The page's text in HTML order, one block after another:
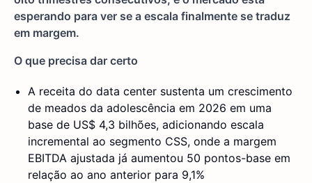
esperando para ver se a escala finalmente se traduz
em margem.
O que precisa dar certo
A receita do data center sustenta um crescimento
de meados da adolescência em 2026 em uma
base de US$ 4,3 bilhões, adicionando escala
incremental ao segmento CSS, onde a margem
EBITDA ajustada já aumentou 50 pontos-base em
relação ao ano anterior para 9,1%